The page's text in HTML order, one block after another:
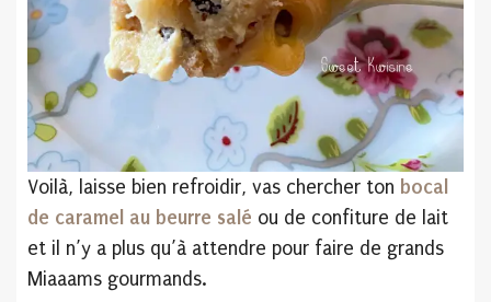
Voilà, laisse bien refroidir, vas chercher ton bocal
de caramel au beurre salé ou de confiture de lait
et il n’y a plus qu’à attendre pour faire de grands
Miaaams gourmands.